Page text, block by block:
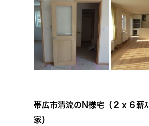
帯広市清流のN様宅（２ｘ６薪ｽ
家）